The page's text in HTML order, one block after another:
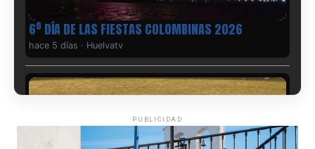
6º DÍA DE LAS FIESTAS COLOMBINAS 2026
hace 5 días · Huelvatv
PUBLICIDAD